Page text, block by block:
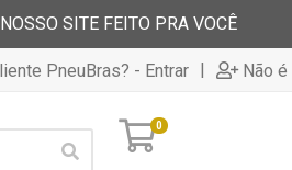
SITE FEITO PRA VOCÊ
PneuBras? - Entrar | Não
0